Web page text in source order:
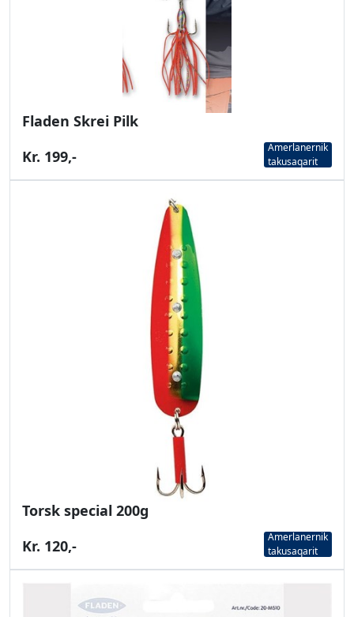
Fladen Skrei Pilk
Kr. 199,-
Amerlanernik
takusaqarit
Torsk special 200g
Kr. 120,-
Amerlanernik
takusaqarit